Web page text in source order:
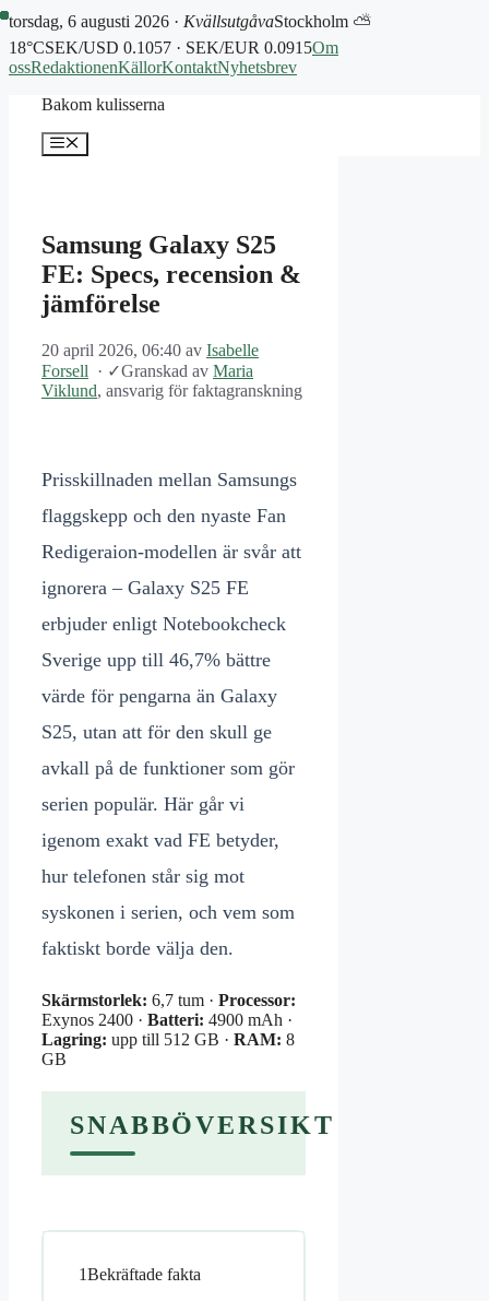
torsdag, 6 augusti 2026 · KvällsutgåvaStockholm ⛅
18°CSEK/USD 0.1057 · SEK/EUR 0.0915Om
ossRedaktionenKällorKontaktNyhetsbrev
Bakom kulisserna
Meny
Samsung Galaxy S25
FE: Specs, recension &
jämförelse
20 april 2026, 06:40 av Isabelle
Forsell
· ✓Granskad av Maria
Viklund, ansvarig för faktagranskning
Prisskillnaden mellan Samsungs
flaggskepp och den nyaste Fan
Redigeraion-modellen är svår att
ignorera – Galaxy S25 FE
erbjuder enligt Notebookcheck
Sverige upp till 46,7% bättre
värde för pengarna än Galaxy
S25, utan att för den skull ge
avkall på de funktioner som gör
serien populär. Här går vi
igenom exakt vad FE betyder,
hur telefonen står sig mot
syskonen i serien, och vem som
faktiskt borde välja den.
Skärmstorlek: 6,7 tum · Processor:
Exynos 2400 · Batteri: 4900 mAh ·
Lagring: upp till 512 GB · RAM: 8
GB
SNABBÖVERSIKT
1Bekräftade fakta